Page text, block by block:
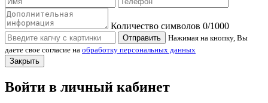
Количество символов 0/1000
Отправить
Нажимая на кнопку, Вы
даете свое согласие на обработку персональных данных
Закрыть
Войти в личный кабинет